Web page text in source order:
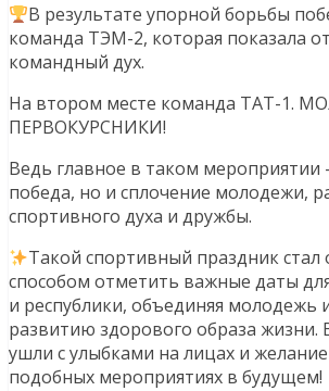
В результате упорной борьбы
команда ТЭМ-2, которая показала
командный дух.
На втором месте команда ТАТ-1.
ПЕРВОКУРСНИКИ!
Ведь главное в таком мероприятии
победа, но и сплочение молодежи,
спортивного духа и дружбы.
Такой спортивный праздник
способом отметить важные даты
и республики, объединяя молодежь
развитию здорового образа жизни.
ушли с улыбками на лицах и
подобных мероприятиях в будущем!